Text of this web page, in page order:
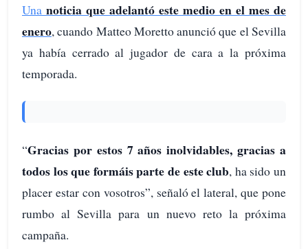
Una noticia que adelantó este medio en el mes de
enero, cuando Matteo Moretto anunció que el Sevilla
ya había cerrado al jugador de cara a la próxima
temporada.
“Gracias por estos 7 años inolvidables, gracias a
todos los que formáis parte de este club, ha sido un
placer estar con vosotros”, señaló el lateral, que pone
rumbo al Sevilla para un nuevo reto la próxima
campaña.